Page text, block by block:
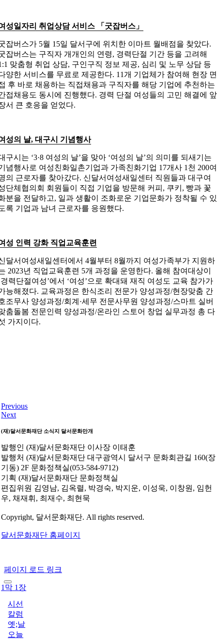
성일자리 취업상담 서비스 「 굿잡버스 」
잡버스가 5월 15일 달서구에 위치한 이마트 월배점을 찾았다.
잡버스는 구직자 개개인의 연령, 경력단절 기간 등을 고려해
맞춤형 취업 상담, 구인구직 정보 제공, 심리 및 노무 상담 등
양한 서비스를 무료로 제공한다. 11개 기업체가 참여해 현장 면
후 바로 채용하는 직접채용과 구직자를 해당 기업에 추천하는
접채용도 동시에 진행했다. 경력 단절 여성들의 고민 해결에 앞
서 큰 호응을 얻었다.
성의 날, 대구시 기념행사
구시는 ‘3·8 여성의 날’을 맞아 ‘여성의 날’의 의미를 되새기는
념행사로 여성친화일촌기업과 가족친화기업 17개사 1천 200여
의 근로자를 찾아갔다. 신달서여성새일센터 직원들과 대구여
단체협의회 회원들이 직접 기업을 방문해 커피, 쿠키, 빵과 꽃
분을 전달하고, 일과 생활이 조화로운 기업문화가 정착될 수 있
록 기업과 남녀 근로자를 응원했다.
성 인력 강화 직업교육훈련
달서여성새일센터에서 4월부터 8월까지 여성가족부가 지원하
2023년 직업교육훈련 5개 과정을 운영한다. 올해 참여대상이
경력단절여성’에서 ‘여성’으로 확대돼 재직 여성도 교육 참가가
능해졌다. 교육과정은 한식조리 전문가 양성과정/현장맞춤 간
조무사 양성과정/회계·세무 전문사무원 양성과정/스마트 실버
춤돌봄 전문인력 양성과정/온라인 스토어 창업 실무과정 총 다
가지이다.
Previous
Next
(재)달서문화재단 소식지 달서문화만개
발행인 (재)달서문화재단 이사장 이태훈
발행처 (재)달서문화재단 대구광역시 달서구 문화회관길 160(장
기동) 2F 문화정책실(053-584-9712)
기획 (재)달서문화재단 문화정책실
편집위원 김영남, 김옥렬, 박경숙, 박지운, 이성욱, 이창원, 임헌
우, 채재휘, 최재수, 최현묵
Copyright, 달서문화재단. All rights reserved.
달서문화재단 홈페이지
페이지 로드 링크
1막 1장
시선
칼럼
옛;날
오늘